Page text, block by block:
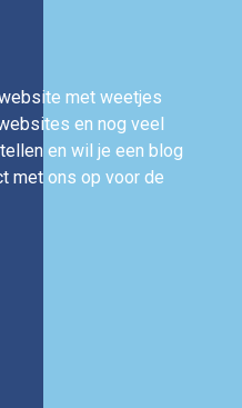
met weetjes
en nog veel
en wil je een blog
met ons op voor de